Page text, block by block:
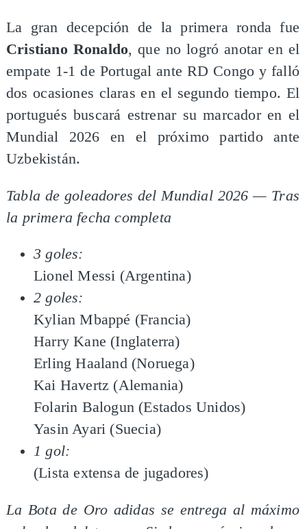
La gran decepción de la primera ronda fue
Cristiano Ronaldo, que no logró anotar en el
empate 1-1 de Portugal ante RD Congo y falló
dos ocasiones claras en el segundo tiempo. El
portugués buscará estrenar su marcador en el
Mundial 2026 en el próximo partido ante
Uzbekistán.
Tabla de goleadores del Mundial 2026 — Tras
la primera fecha completa
3 goles:
Lionel Messi (Argentina)
2 goles:
Kylian Mbappé (Francia)
Harry Kane (Inglaterra)
Erling Haaland (Noruega)
Kai Havertz (Alemania)
Folarin Balogun (Estados Unidos)
Yasin Ayari (Suecia)
1 gol:
(Lista extensa de jugadores)
La Bota de Oro adidas se entrega al máximo